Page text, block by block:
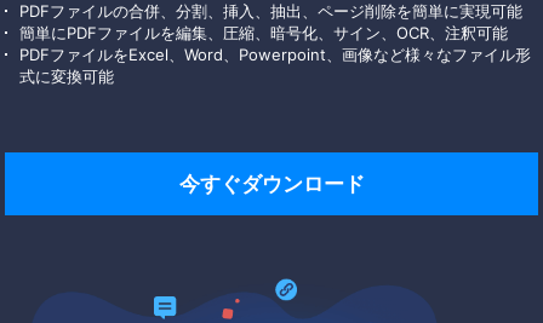
PDFファイルの合併、分割、挿入、抽出、ページ削除を簡単に実現可能
簡単にPDFファイルを編集、圧縮、暗号化、サイン、OCR、注釈可能
PDFファイルをExcel、Word、Powerpoint、画像など様々なファイル形
式に変換可能
今すぐダウンロード